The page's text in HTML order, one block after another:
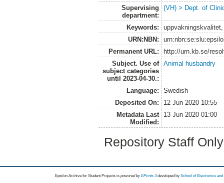
Supervising
department:
(VH) > Dept. of
Keywords:
URN:NBN:
Permanent URL:
http://urn.kb.se/
Subject. Use of
subject categories
until 2023-04-30.:
Animal husbandry
Language:
Swedish
Deposited On:
12 Jun 2020 10:55
Metadata Last
Modified:
13 Jun 2020 01:00
Repository Staff
Epsilon Archive for Student Projects is powored byEPrints 3 developed by School of Electronics